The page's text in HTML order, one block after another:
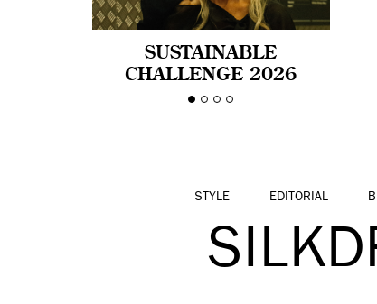
SUSTAINABLE
CHALLENGE 2026
CELEBRA LA
STYLE EDITORIAL